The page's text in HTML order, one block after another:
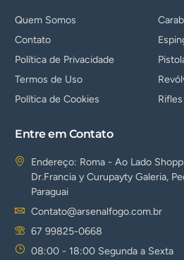
Quem Somos
Contato
Política de Privacidade
Termos de Uso
Política de Cookies
Rifles
Entre em Contato
Endereço: Roma - Ao Lado
Dr.Francia y Curupayty Galeria,
Paraguai
Contato@arsenalfogo.com.br
67 99825-0668
08:00 - 18:00 Segunda a Sexta